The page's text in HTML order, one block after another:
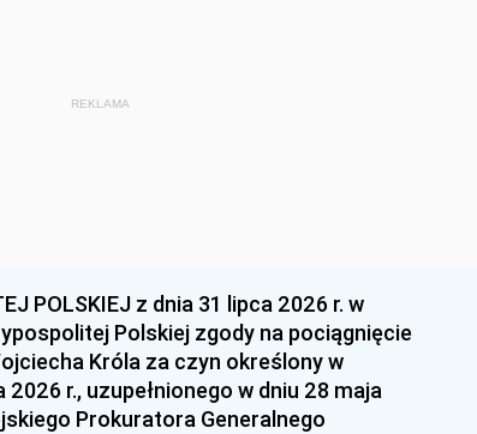
REKLAMA
POLSKIEJ z dnia 31 lipca 2026 r. w
Polskiej zgody na pociągnięcie
Króla za czyn określony w
r., uzupełnionego w dniu 28 maja
Prokuratora Generalnego